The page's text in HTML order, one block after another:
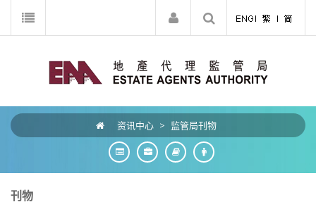
资讯中心 > 监管局刊物
刊物